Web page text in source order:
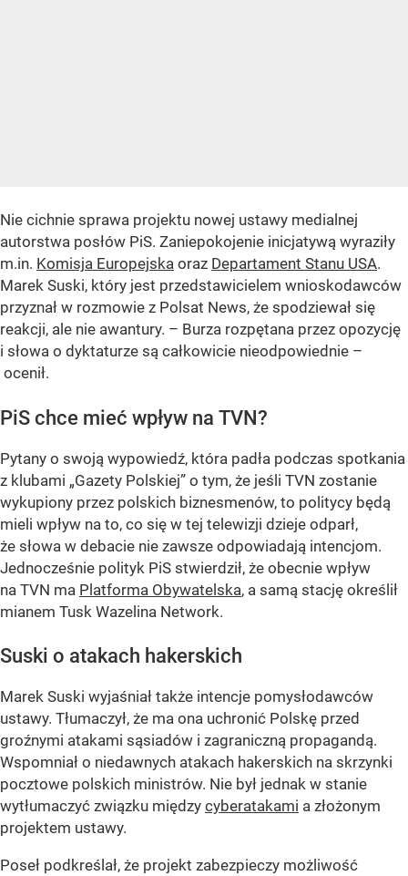
Nie cichnie sprawa projektu nowej ustawy medialnej
autorstwa posłów PiS. Zaniepokojenie inicjatywą wyraziły
m.in. Komisja Europejska oraz Departament Stanu USA.
Marek Suski, który jest przedstawicielem wnioskodawców
przyznał w rozmowie z Polsat News, że spodziewał się
reakcji, ale nie awantury. – Burza rozpętana przez opozycję
i słowa o dyktaturze są całkowicie nieodpowiednie –
ocenił.
PiS chce mieć wpływ na TVN?
Pytany o swoją wypowiedź, która padła podczas spotkania
z klubami „Gazety Polskiej” o tym, że jeśli TVN zostanie
wykupiony przez polskich biznesmenów, to politycy będą
mieli wpływ na to, co się w tej telewizji dzieje odparł,
że słowa w debacie nie zawsze odpowiadają intencjom.
Jednocześnie polityk PiS stwierdził, że obecnie wpływ
na TVN ma Platforma Obywatelska, a samą stację określił
mianem Tusk Wazelina Network.
Suski o atakach hakerskich
Marek Suski wyjaśniał także intencje pomysłodawców
ustawy. Tłumaczył, że ma ona uchronić Polskę przed
groźnymi atakami sąsiadów i zagraniczną propagandą.
Wspomniał o niedawnych atakach hakerskich na skrzynki
pocztowe polskich ministrów. Nie był jednak w stanie
wytłumaczyć związku między cyberatakami a złożonym
projektem ustawy.
Poseł podkreślał, że projekt zabezpieczy możliwość